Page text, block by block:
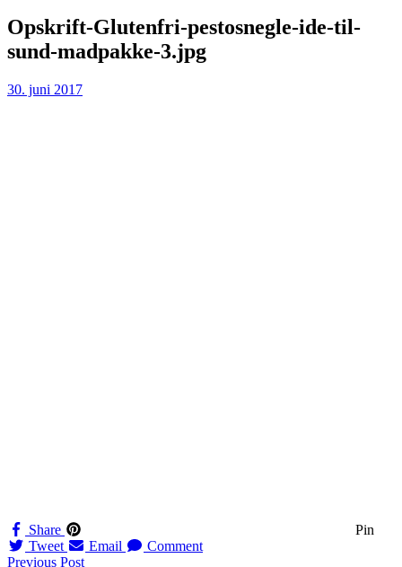
Skip
to
content
Opskrift-Glutenfri-pestosnegle-ide-til-
sund-madpakke-3.jpg
30. juni 2017
Share
Pin
Tweet
Email Comment
Previous Post